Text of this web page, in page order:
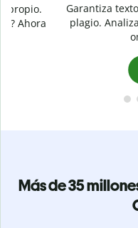
Garantiza textos
plagio. Analiza tu
omitidas
Más de 35